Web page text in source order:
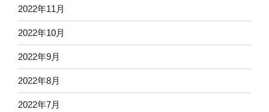
2022年11月
2022年10月
2022年9月
2022年8月
2022年7月